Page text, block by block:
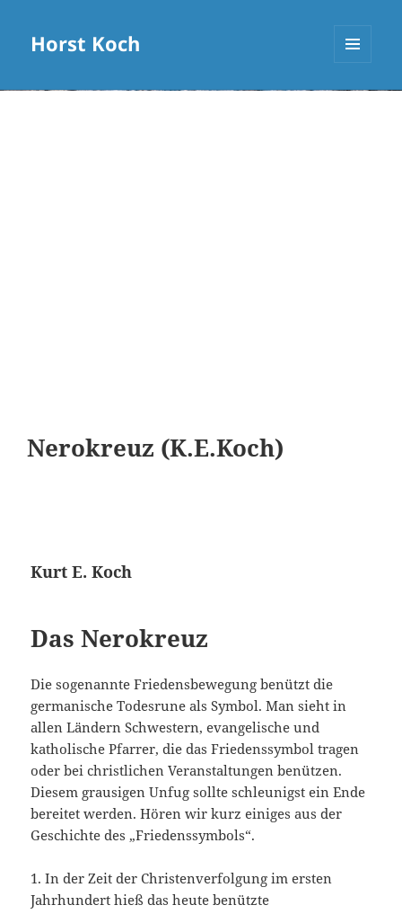
Horst Koch
Nerokreuz (K.E.Koch)
Kurt E. Koch
Das Nerokreuz
Die sogenannte Friedensbewegung benützt die
germanische Todesrune als Symbol. Man sieht in
allen Ländern Schwestern, evangelische und
katholische Pfarrer, die das Friedenssymbol tragen
oder bei christlichen Veranstaltungen benützen.
Diesem grausigen Unfug sollte schleunigst ein Ende
bereitet werden. Hören wir kurz einiges aus der
Geschichte des „Friedenssymbols“.
1. In der Zeit der Christenverfolgung im ersten
Jahrhundert hieß das heute benützte